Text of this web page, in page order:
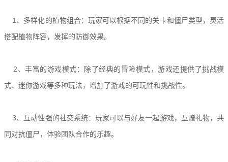
1、多样化的植物组合：玩家可以根据不同的关卡和僵尸类型，灵活
搭配植物阵容，发挥的防御效果。
2、丰富的游戏模式：除了经典的冒险模式，游戏还提供了挑战模
式、迷你游戏等多种玩法，增加了游戏的可玩性和挑战性。
3、互动性强的社交系统：玩家可以与好友一起游戏，互赠礼物，共
同对抗僵尸，体验团队合作的乐趣。